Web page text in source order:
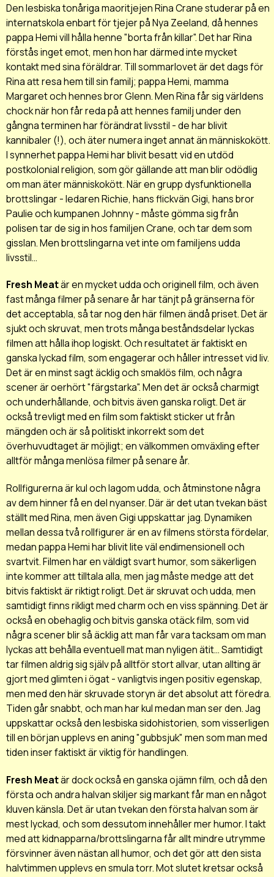
Den lesbiska tonåriga maoritjejen Rina Crane studerar på en
internatskola enbart för tjejer på Nya Zeeland, då hennes
pappa Hemi vill hålla henne "borta från killar". Det har Rina
förstås inget emot, men hon har därmed inte mycket
kontakt med sina föräldrar. Till sommarlovet är det dags för
Rina att resa hem till sin familj; pappa Hemi, mamma
Margaret och hennes bror Glenn. Men Rina får sig världens
chock när hon får reda på att hennes familj under den
gångna terminen har förändrat livsstil - de har blivit
kannibaler (!), och äter numera inget annat än människokött.
I synnerhet pappa Hemi har blivit besatt vid en utdöd
postkolonial religion, som gör gällande att man blir odödlig
om man äter människokött. När en grupp dysfunktionella
brottslingar - ledaren Richie, hans flickvän Gigi, hans bror
Paulie och kumpanen Johnny - måste gömma sig från
polisen tar de sig in hos familjen Crane, och tar dem som
gisslan. Men brottslingarna vet inte om familjens udda
livsstil...
Fresh Meatär en mycket udda och originell film, och även
fast många filmer på senare år har tänjt på gränserna för
det acceptabla, så tar nog den här filmen ändå priset. Det är
sjukt och skruvat, men trots många beståndsdelar lyckas
filmen att hålla ihop logiskt. Och resultatet är faktiskt en
ganska lyckad film, som engagerar och håller intresset vid liv.
Det är en minst sagt äcklig och smaklös film, och några
scener är oerhört "färgstarka". Men det är också charmigt
och underhållande, och bitvis även ganska roligt. Det är
också trevligt med en film som faktiskt sticker ut från
mängden och är så politiskt inkorrekt som det
överhuvudtaget är möjligt; en välkommen omväxling efter
alltför många menlösa filmer på senare år.
Rollfigurerna är kul och lagom udda, och åtminstone några
av dem hinner få en del nyanser. Där är det utan tvekan bäst
ställt med Rina, men även Gigi uppskattar jag. Dynamiken
mellan dessa två rollfigurer är en av filmens största fördelar,
medan pappa Hemi har blivit lite väl endimensionell och
svartvit. Filmen har en väldigt svart humor, som säkerligen
inte kommer att tilltala alla, men jag måste medge att det
bitvis faktiskt är riktigt roligt. Det är skruvat och udda, men
samtidigt finns rikligt med charm och en viss spänning. Det är
också en obehaglig och bitvis ganska otäck film, som vid
några scener blir så äcklig att man får vara tacksam om man
lyckas att behålla eventuell mat man nyligen ätit... Samtidigt
tar filmen aldrig sig själv på alltför stort allvar, utan allting är
gjort med glimten i ögat - vanligtvis ingen positiv egenskap,
men med den här skruvade storyn är det absolut att föredra.
Tiden går snabbt, och man har kul medan man ser den. Jag
uppskattar också den lesbiska sidohistorien, som visserligen
till en början upplevs en aning "gubbsjuk" men som man med
tiden inser faktiskt är viktig för handlingen.
Fresh Meatär dock också en ganska ojämn film, och då den
första och andra halvan skiljer sig markant får man en något
kluven känsla. Det är utan tvekan den första halvan som är
mest lyckad, och som dessutom innehåller mer humor. I takt
med att kidnapparna/brottslingarna får allt mindre utrymme
försvinner även nästan all humor, och det gör att den sista
halvtimmen upplevs en smula torr. Mot slutet kretsar också